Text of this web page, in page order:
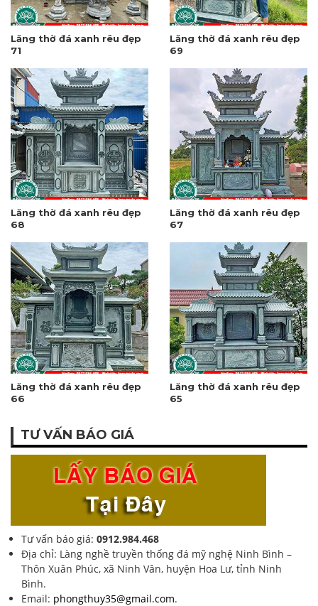
Lăng thờ đá xanh rêu đẹp
71
Lăng thờ đá xanh rêu đẹp
69
Lăng thờ đá xanh rêu đẹp
68
Lăng thờ đá xanh rêu đẹp
67
Lăng thờ đá xanh rêu đẹp
66
Lăng thờ đá xanh rêu đẹp
65
TƯ VẤN BÁO GIÁ
Tư vấn báo giá: 0912.984.468
Địa chỉ: Làng nghề truyền thống đá mỹ nghệ Ninh Bình –
Thôn Xuân Phúc, xã Ninh Vân, huyện Hoa Lư, tỉnh Ninh
Bình.
Email: phongthuy35@gmail.com.